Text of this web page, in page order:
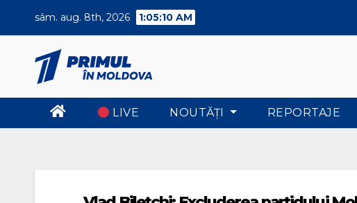
sâm. aug. 8th, 2026 1:05:10 AM
LIVE NOUTĂŢI REPORTAJE